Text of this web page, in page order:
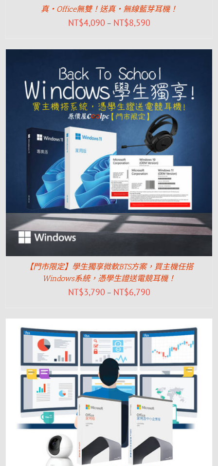
真‧Office無雙！送真‧無線藍芽耳機！
NT$4,090 – NT$8,590
【門市限定】學生獨享微軟BTS方案，買主機任搭
Windows系統，憑學生證送電競耳機！
NT$3,790 – NT$6,790